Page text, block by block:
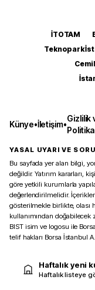
İTOTAM
Teknopark
Künye•İletişim•
Gizlilik
YASAL UYARI VE
Bu sayfada yer alan bilgi,
değildir. Yatırım kararları,
göre yetkili kurumlarla
değerlendirilmelidir.
gösterilmekle birlikte, olası
kullanımından
BIST isim ve logosu ile
telif hakları Borsa İstanbul
Haftalık yeni
Haftalık listeye